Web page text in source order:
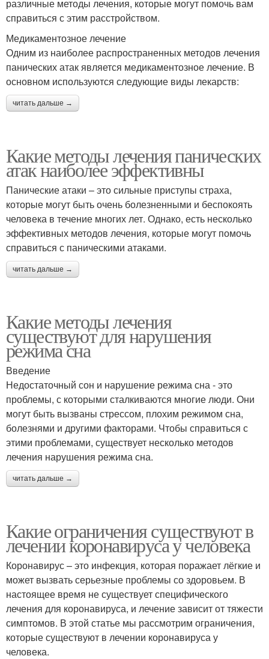
различные методы лечения, которые могут помочь вам
справиться с этим расстройством.
Медикаментозное лечение
Одним из наиболее распространенных методов лечения
панических атак является медикаментозное лечение. В
основном используются следующие виды лекарств:
читать дальше →
Какие методы лечения панических
атак наиболее эффективны
Панические атаки – это сильные приступы страха,
которые могут быть очень болезненными и беспокоять
человека в течение многих лет. Однако, есть несколько
эффективных методов лечения, которые могут помочь
справиться с паническими атаками.
читать дальше →
Какие методы лечения
существуют для нарушения
режима сна
Введение
Недостаточный сон и нарушение режима сна - это
проблемы, с которыми сталкиваются многие люди. Они
могут быть вызваны стрессом, плохим режимом сна,
болезнями и другими факторами. Чтобы справиться с
этими проблемами, существует несколько методов
лечения нарушения режима сна.
читать дальше →
Какие ограничения существуют в
лечении коронавируса у человека
Коронавирус – это инфекция, которая поражает лёгкие и
может вызвать серьезные проблемы со здоровьем. В
настоящее время не существует специфического
лечения для коронавируса, и лечение зависит от тяжести
симптомов. В этой статье мы рассмотрим ограничения,
которые существуют в лечении коронавируса у
человека.